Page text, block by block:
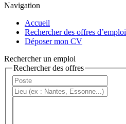
Navigation
Accueil
Rechercher des offres d’emploi
Déposer mon CV
Rechercher un emploi
Rechercher des offres